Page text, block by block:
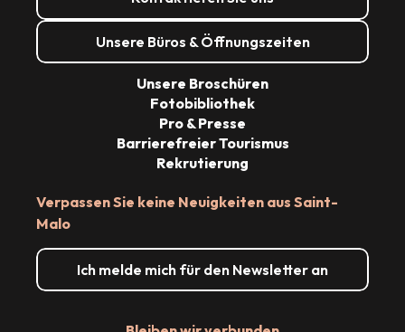
Unsere Büros & Öffnungszeiten
Verpassen Sie keine Neuigkeiten aus Saint-
Malo
Ich melde mich für den Newsletter an
Unsere Broschüren
Fotobibliothek
Pro & Presse
Barrierefreier Tourismus
Rekrutierung